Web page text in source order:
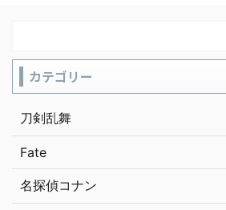
カテゴリー
刀剣乱舞
Fate
名探偵コナン